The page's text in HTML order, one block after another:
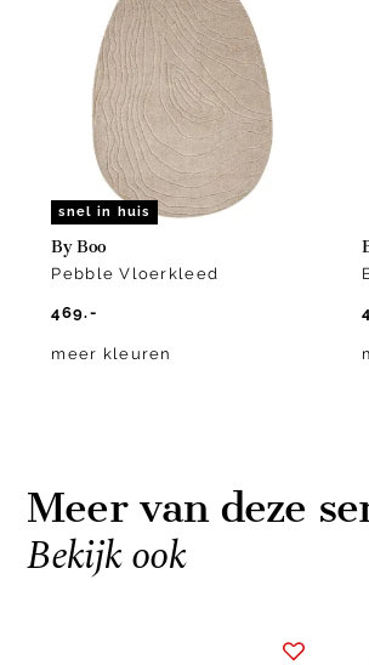
snel in huis
By Boo
Pebble Vloerkleed
469.-
meer kleuren
Meer van deze
Bekijk ook